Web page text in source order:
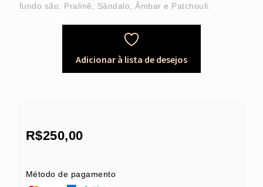
fundo são: Pralinê, Sândalo, Âmbar e Patchouli.
Adicionar à lista de desejos
R$250,00
Método de pagamento